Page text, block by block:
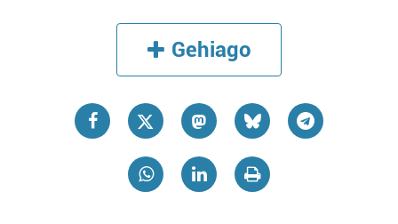
Gehiago